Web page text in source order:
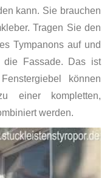
kann. Sie brauchen
Tragen Sie den
Tympanons auf und
die Fassade. Das ist
können
einer kompletten,
werden.